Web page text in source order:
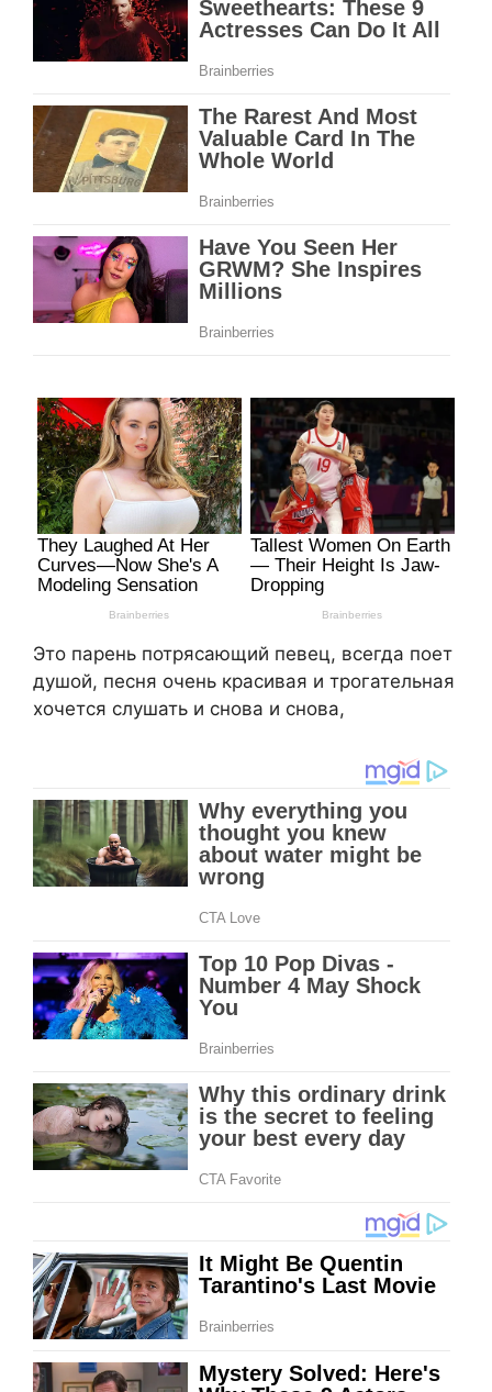
Это парень потрясающий певец, всегда поет
душой, песня очень красивая и трогательная
хочется слушать и снова и снова,